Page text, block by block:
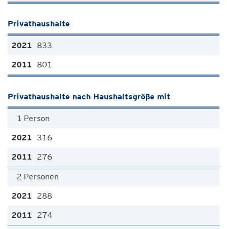
Privathaushalte
833
801
Privathaushalte nach Haushaltsgröße mit
1 Person
316
276
2 Personen
288
274